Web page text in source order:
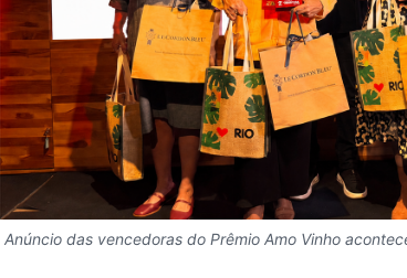
Anúncio das vencedoras do Prêmio Amo Vinho